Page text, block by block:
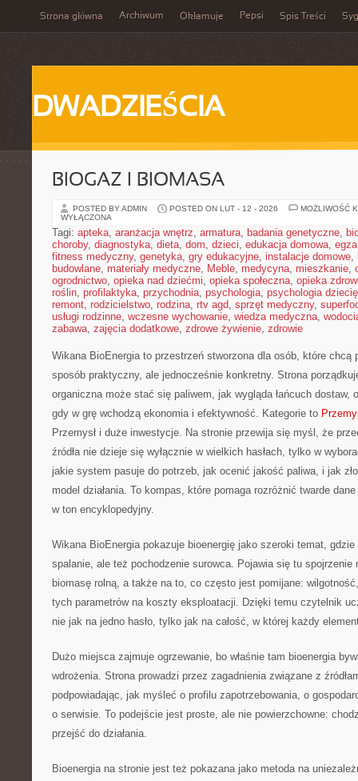
Strona główna Archiwum Okłamuje Pepsi Spis Treści
DWADZIEŚCIA
BIOGAZ I BIOMASA
POSTED BY ADMIN POSTED ON LUT - 12 - 2026
MOŻLIWOŚĆ
WYŁĄCZONA
Tagi: apteka, aranżacja wnętrz, armatura, badania genetyczne,
choroby, diagnostyka, dieta, dom, dzieci, edukacja domowa,
fitness medyczny, genetyka, gry edukacyjne, instalacje domowe,
budowlane, materiały medyczne, Meble, medycyna, mieszkanie,
ogrodnictwo, opieka nad dziećmi, opieka społeczna, opieka
roślin, profilaktyka, przychodnia, psychologia, psychologia
remont, rodzicielstwo, rodzina, rtv agd, sprzęt medyczny,
usługi rodzinne, wczesne wychowanie, wiedza medyczna,
zabawa, zajęcia dodatkowe, zdrowe żywienie, zdrowie
Wikana BioEnergia to przestrzeń stworzona dla osób, które chcą
sposób praktyczny, ale jednocześnie konkretny. Strona
organiczna może stać się paliwem, jak wygląda łańcuch dostaw,
gdy w grę wchodzą ekonomia i efektywność. Kategorie to
Przemysł i duże inwestycje. Na stronie przewija się myśl, że
źródła nie dzieje się wyłącznie w wielkich hasłach, tylko w
jakie system pasuje do potrzeb, jak ocenić jakość paliwa, i jak
model działania. To kompas, które pomaga rozróżnić twarde
w ton encyklopedyjny.
Wikana BioEnergia pokazuje bioenergię jako szeroki temat,
spalanie, ale też pochodzenie surowca. Pojawia się tu spojrzenie
biomasę rolną, a także na to, co często jest pomijane:
tych parametrów na koszty eksploatacji. Dzięki temu czytelnik
nie jak na jedno hasło, tylko jak na całość, w której każdy
Dużo miejsca zajmuje ogrzewanie, bo właśnie tam bioenergia
wdrożenia. Strona prowadzi przez zagadnienia związane z
podpowiadając, jak myśleć o profilu zapotrzebowania, o
o serwisie. To podejście jest proste, ale nie powierzchowne:
przejść do działania.
Bioenergia na stronie jest też pokazana jako metoda na